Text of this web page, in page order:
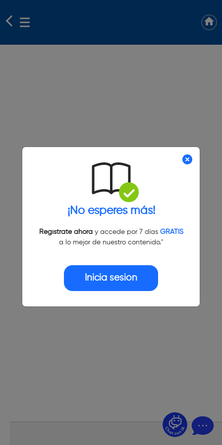
¡No esperes más!
Regístrate ahoray accede por 7 días GRATIS
a lo mejor de nuestro contenido."
Inicia sesión